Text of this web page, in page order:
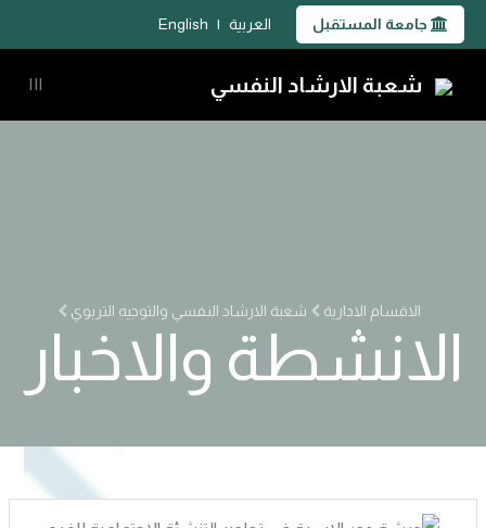
جامعة المستقبل العربية |
English
شعبة الارشاد النفسي |||
الاقسام الادارية شعبة الارشاد النفسي والتوجيه التربوي
الانشطة والاخبار